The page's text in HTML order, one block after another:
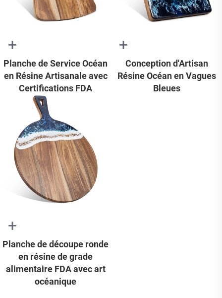
+
Planche de Service Océan
en Résine Artisanale avec
Certifications FDA
+
Conception d'Artisan
Résine Océan en Vagues
Bleues
+
Planche de découpe ronde
en résine de grade
alimentaire FDA avec art
océanique